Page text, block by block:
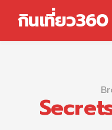
กินเที่ยว360